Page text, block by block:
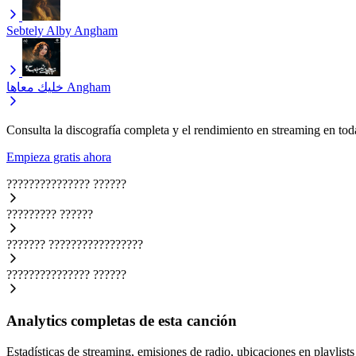
Sebtely Alby Angham
خليك معاها Angham
Consulta la discografía completa y el rendimiento en streaming en
Empieza gratis ahora
??????????????? ??????
????????? ??????
??????? ?????????????????
??????????????? ??????
Analytics completas de esta canción
Estadísticas de streaming, emisiones de radio, ubicaciones en